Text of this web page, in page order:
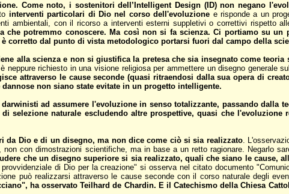
Come noto, i sostenitori dell’Intelligent Design (ID) non negano
interventi particolari di Dio nel corso dell'evoluzione e risponde a un
ambientali, con il ricorso a interventi esterni suppletivi o correttivi rispetto
che potremmo conoscere. Ma così non si fa scienza. Ci portiamo su
corretto dal punto di vista metodologico portarsi fuori dal campo della
alla scienza e non si giustifica la pretesa che sia insegnato come
neppure richiesto in una visione religiosa per ammettere un disegno generale
attraverso le cause seconde (quasi ritraendosi dalla sua opera di
non siano state evitate in un progetto intelligente.
ad assumere l'evoluzione in senso totalizzante, passando dalla
selezione naturale escludendo altre prospettive, quasi che l'evoluzione
da Dio e di un disegno, ma non dice come ciò si sia realizzato.
con dimostrazioni scientifiche, ma in base a un retto ragionare. Negarlo
che un disegno superiore si sia realizzato, quali che siano le cause,
di Dio per la creazione" si osserva nel citato documento
può realizzarsi attraverso le cause seconde con il corso naturale degli
ha osservato Teilhard de Chardin. E il Catechismo della Chiesa